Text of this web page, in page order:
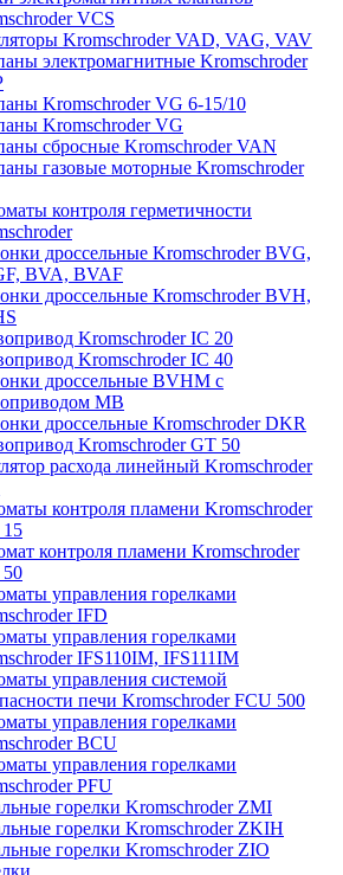
VCS
Kromschroder VAD, VAG, VAV
электромагнитные Kromschroder
Kromschroder VG 6-15/10
Kromschroder VG
сбросные Kromschroder VAN
газовые моторные Kromschroder
контроля герметичности
дроссельные Kromschroder BVG,
BVA, BVAF
дроссельные Kromschroder BVH,
Kromschroder IC 20
Kromschroder IC 40
дроссельные BVHM с
МВ
дроссельные Kromschroder DKR
Kromschroder GT 50
расхода линейный Kromschroder
контроля пламени Kromschroder
контроля пламени Kromschroder
управления горелками
IFD
управления горелками
IFS110IM, IFS111IM
управления системой
печи Kromschroder FCU 500
управления горелками
BCU
управления горелками
PFU
горелки Kromschroder ZМI
горелки Kromschroder ZKIH
горелки Kromschroder ZIO